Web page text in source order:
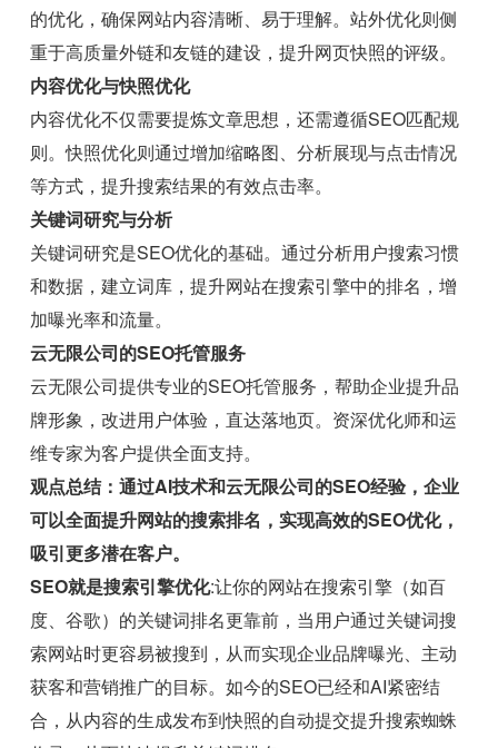
的优化，确保网站内容清晰、易于理解。站外优化则侧
重于高质量外链和友链的建设，提升网页快照的评级。
内容优化与快照优化
内容优化不仅需要提炼文章思想，还需遵循SEO匹配规
则。快照优化则通过增加缩略图、分析展现与点击情况
等方式，提升搜索结果的有效点击率。
关键词研究与分析
关键词研究是SEO优化的基础。通过分析用户搜索习惯
和数据，建立词库，提升网站在搜索引擎中的排名，增
加曝光率和流量。
云无限公司的SEO托管服务
云无限公司提供专业的SEO托管服务，帮助企业提升品
牌形象，改进用户体验，直达落地页。资深优化师和运
维专家为客户提供全面支持。
观点总结：通过AI技术和云无限公司的SEO经验，企业
可以全面提升网站的搜索排名，实现高效的SEO优化，
吸引更多潜在客户。
SEO就是搜索引擎优化:让你的网站在搜索引擎（如百
度、谷歌）的关键词排名更靠前，当用户通过关键词搜
索网站时更容易被搜到，从而实现企业品牌曝光、主动
获客和营销推广的目标。如今的SEO已经和AI紧密结
合，从内容的生成发布到快照的自动提交提升搜索蜘蛛